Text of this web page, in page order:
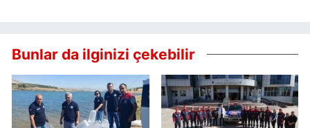
Bunlar da ilginizi çekebilir